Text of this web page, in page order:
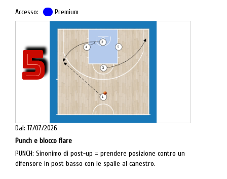
N.B.: mandare a tirare il compagno con senza l'uso del
5
Accesso: Premium
Dal: 17/07/2026
Punch e blocco flare
PUNCH: Sinonimo di post-up = prendere posizione contro un
difensore in post basso con le spalle al canestro.